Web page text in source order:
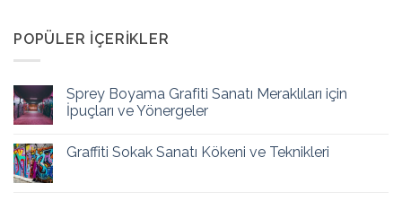
POPÜLER İÇERIKLER
Sprey Boyama Grafiti Sanatı Meraklıları için
İpuçları ve Yönergeler
Graffiti Sokak Sanatı Kökeni ve Teknikleri